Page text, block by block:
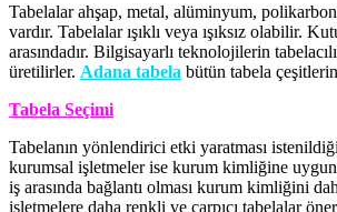
Tabelalar ahşap, metal, alüminyum,
vardır. Tabelalar ışıklı veya ışıksız olabilir.
arasındadır. Bilgisayarlı teknolojilerin
üretilirler. Adana tabela bütün tabela
Tabela Seçimi
Tabelanın yönlendirici etki yaratması
kurumsal işletmeler ise kurum kimliğine
iş arasında bağlantı olması kurum kimliğini
işletmelere daha renkli ve çarpıcı tabelalar